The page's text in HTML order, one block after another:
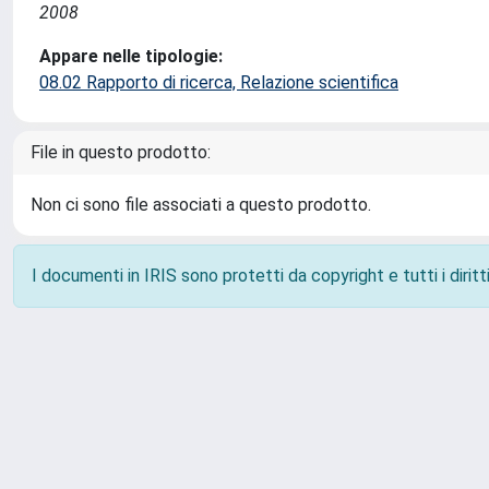
2008
Appare nelle tipologie:
08.02 Rapporto di ricerca, Relazione scientifica
File in questo prodotto:
Non ci sono file associati a questo prodotto.
I documenti in IRIS sono protetti da copyright e tutti i